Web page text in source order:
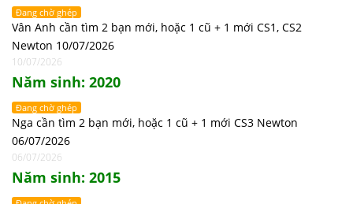
Đang chờ ghép
Vân Anh cần tìm 2 bạn mới, hoặc 1 cũ + 1 mới CS1, CS2
Newton 10/07/2026
10/07/2026
Năm sinh: 2020
Đang chờ ghép
Nga cần tìm 2 bạn mới, hoặc 1 cũ + 1 mới CS3 Newton
06/07/2026
06/07/2026
Năm sinh: 2015